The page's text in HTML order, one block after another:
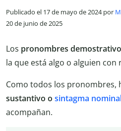
Publicado el 17 de mayo de 2024 por
20 de junio de 2025
Los pronombres
la que está algo o alguien con
Como todos los pronombres,
sustantivo o sintagma
acompañan.